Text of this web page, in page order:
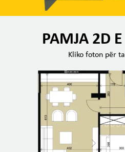
PAMJA 2D
Kliko foton për